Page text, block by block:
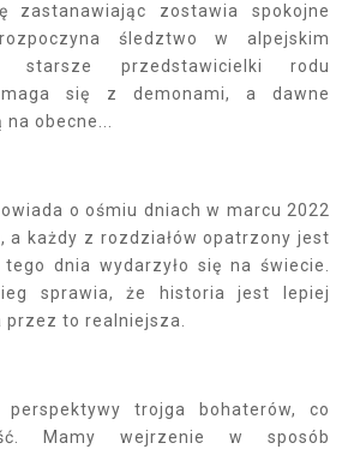
zastanawiając zostawia spokojne
śledztwo w alpejskim
starsze przedstawicielki rodu
się z demonami, a dawne
na obecne...
o ośmiu dniach w marcu 2022
a każdy z rozdziałów opatrzony jest
dnia wydarzyło się na świecie.
sprawia, że historia jest lepiej
przez to realniejsza.
trojga bohaterów, co
Mamy wejrzenie w sposób